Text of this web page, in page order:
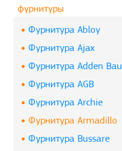
фурнитуры
Фурнитура Abloy
Фурнитура Ajax
Фурнитура Adden Bau
Фурнитура AGB
Фурнитура Archie
Фурнитура Armadillo
Фурнитура Bussare